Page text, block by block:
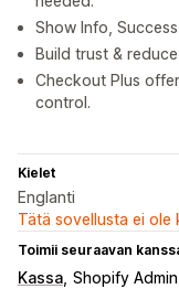
Show Info,
Build trust &
Checkout Plus
control.
Kielet
Englanti
Tätä sovellusta ei ole
Toimii seuraavan
Kassa Shopify Admin